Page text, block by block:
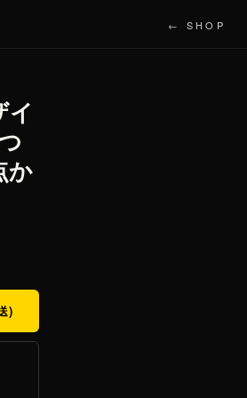
← SHOP
イ
か
)